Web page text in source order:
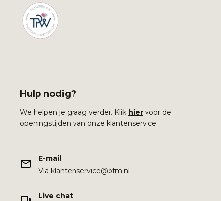
Hulp nodig?
We helpen je graag verder. Klik hier voor de
openingstijden van onze klantenservice.
E-mail
Via klantenservice@ofm.nl
Live chat